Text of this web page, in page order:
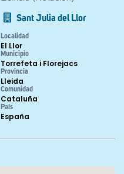
Sant Julia del Llor
Localidad
El Llor
Municipio
Torrefeta i Florejacs
Provincia
Lleida
Comunidad
Cataluña
País
España